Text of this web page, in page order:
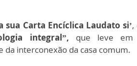
sua Carta Encíclica Laudato si’,
integral”, que leve em
da interconexão da casa comum.